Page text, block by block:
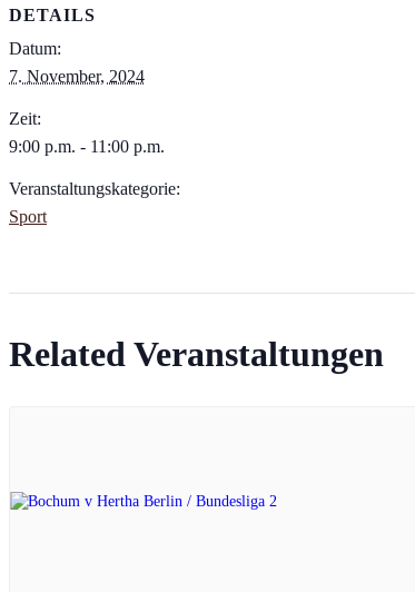
DETAILS
Datum:
7. November, 2024
Zeit:
9:00 p.m. - 11:00 p.m.
Veranstaltungskategorie:
Sport
Related Veranstaltungen